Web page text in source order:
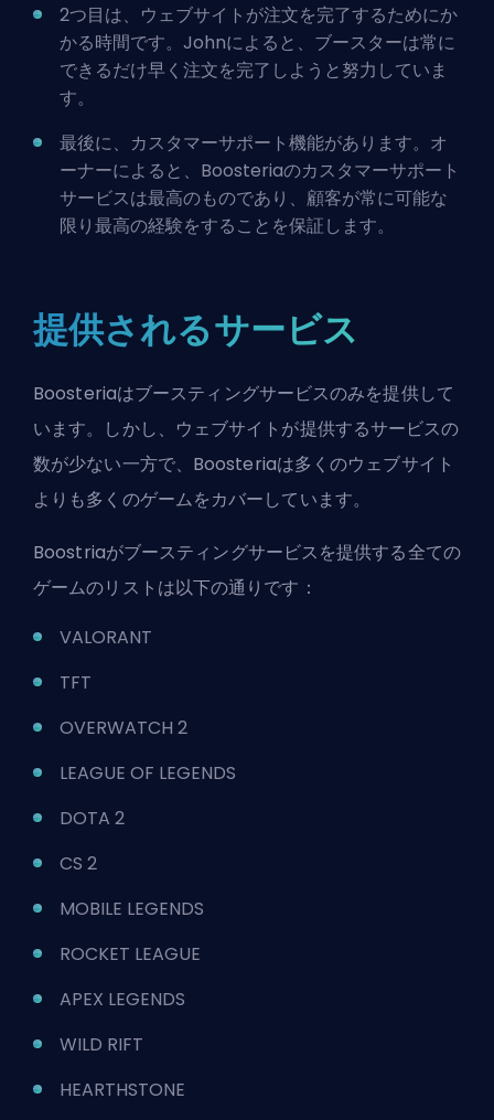
2つ目は、ウェブサイトが注文を完了するためにか
かる時間です。Johnによると、ブースターは常に
できるだけ早く注文を完了しようと努力していま
す。
最後に、カスタマーサポート機能があります。オ
ーナーによると、Boosteriaのカスタマーサポート
サービスは最高のものであり、顧客が常に可能な
限り最高の経験をすることを保証します。
提供されるサービス
Boosteriaはブースティングサービスのみを提供して
います。しかし、ウェブサイトが提供するサービスの
数が少ない一方で、Boosteriaは多くのウェブサイト
よりも多くのゲームをカバーしています。
Boostriaがブースティングサービスを提供する全ての
ゲームのリストは以下の通りです：
VALORANT
TFT
OVERWATCH 2
LEAGUE OF LEGENDS
DOTA 2
CS 2
MOBILE LEGENDS
ROCKET LEAGUE
APEX LEGENDS
WILD RIFT
HEARTHSTONE